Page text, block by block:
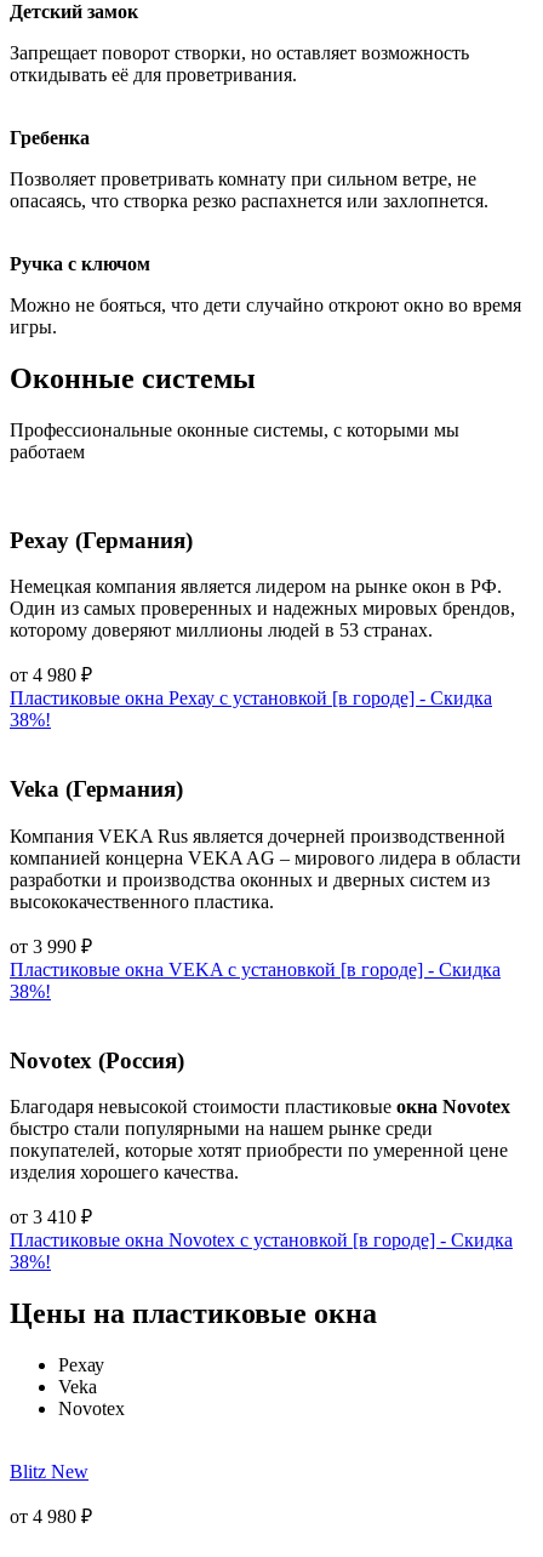
Детский замок
Запрещает поворот створки, но оставляет возможность
откидывать её для проветривания.
Гребенка
Позволяет проветривать комнату при сильном ветре, не
опасаясь, что створка резко распахнется или захлопнется.
Ручка с ключом
Можно не бояться, что дети случайно откроют окно во время
игры.
Оконные системы
Профессиональные оконные системы, с которыми мы
работаем
Рехау (Германия)
Немецкая компания является лидером на рынке окон в РФ.
Один из самых проверенных и надежных мировых брендов,
которому доверяют миллионы людей в 53 странах.
от 4 980 ₽
Пластиковые окна Рехау с установкой [в городе] - Cкидка
38%!
Veka (Германия)
Компания VEKA Rus является дочерней производственной
компанией концерна VEKA AG – мирового лидера в области
разработки и производства оконных и дверных систем из
высококачественного пластика.
от 3 990 ₽
Пластиковые окна VEKA с установкой [в городе] - Cкидка
38%!
Novotex (Россия)
Благодаря невысокой стоимости пластиковые окна Novotex
быстро стали популярными на нашем рынке среди
покупателей, которые хотят приобрести по умеренной цене
изделия хорошего качества.
от 3 410 ₽
Пластиковые окна Novotex с установкой [в городе] - Cкидка
38%!
Цены на пластиковые окна
Рехау
Veka
Novotex
Blitz New
от 4 980 ₽